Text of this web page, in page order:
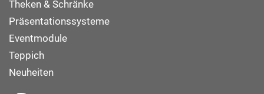
Theken & Schränke
Präsentationssysteme
Eventmodule
Teppich
Neuheiten